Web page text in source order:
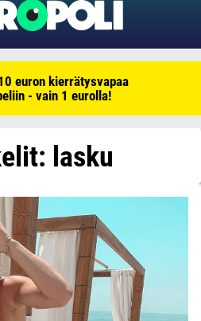
euron kierrätysvapaa
- vain 1 eurolla!
lasku